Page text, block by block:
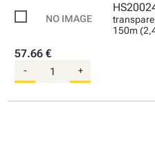
150m
57.66 €
- +